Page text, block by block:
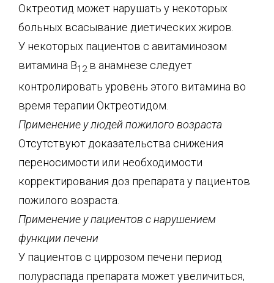
Октреотид может нарушать у некоторых
больных всасывание диетических жиров.
У некоторых пациентов с авитаминозом
витамина В12 в анамнезе следует
контролировать уровень этого витамина во
время терапии Октреотидом.
Применение у людей пожилого возраста
Отсутствуют доказательства снижения
переносимости или необходимости
корректирования доз препарата у пациентов
пожилого возраста.
Применение у пациентов с нарушением
функции печени
У пациентов с циррозом печени период
полураспада препарата может увеличиться,